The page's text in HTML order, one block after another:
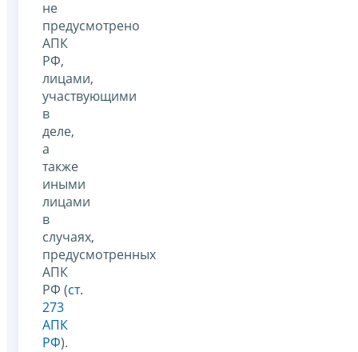
не
предусмотрено
АПК
РФ,
лицами,
участвующими
в
деле,
а
также
иными
лицами
в
случаях,
предусмотренных
АПК
РФ (ст.
273
АПК
РФ).